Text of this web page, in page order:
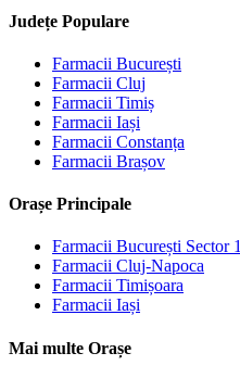
Județe Populare
Farmacii București
Farmacii Cluj
Farmacii Timiș
Farmacii Iași
Farmacii Constanța
Farmacii Brașov
Orașe Principale
Farmacii București Sector 1
Farmacii Cluj-Napoca
Farmacii Timișoara
Farmacii Iași
Mai multe Orașe